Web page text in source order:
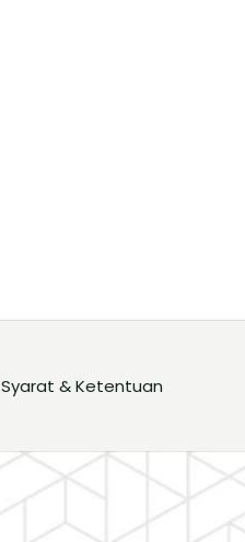
Syarat & Ketentuan